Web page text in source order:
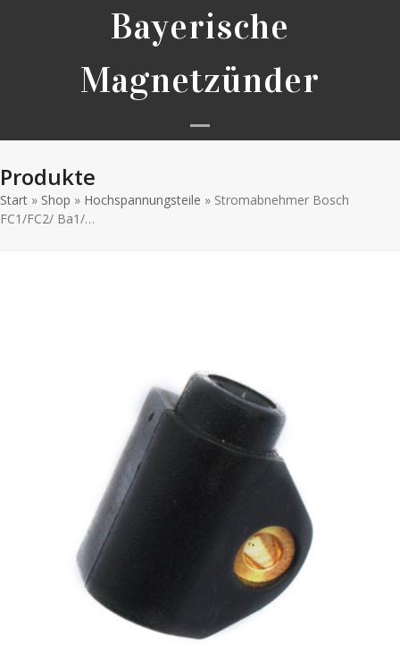
Bayerische
Magnetzünder
Open
menu
Close
menu
Produkte
Start » Shop » Hochspannungsteile » Stromabnehmer Bosch
FC1/FC2/ Ba1/…